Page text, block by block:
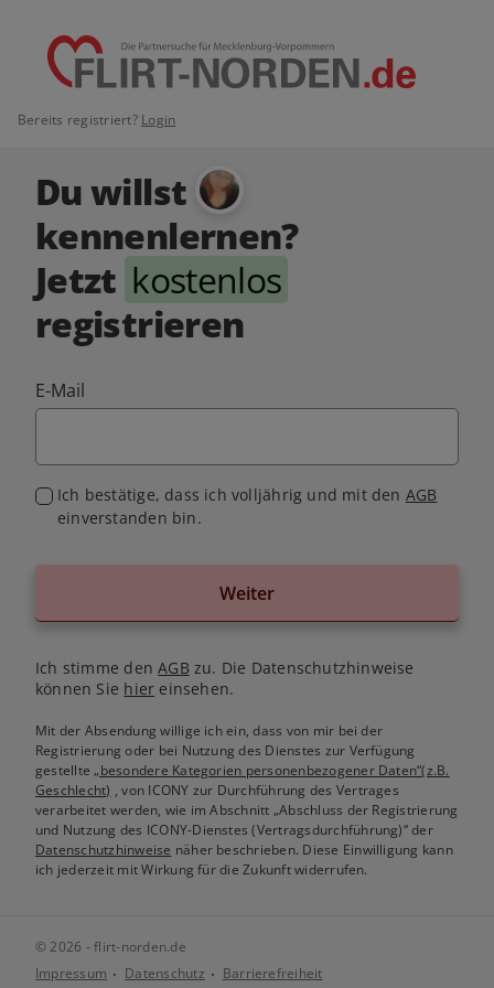
Bereits registriert? Login
Du willst
kennenlernen?
Jetzt kostenlos
registrieren
E-Mail
Ich bestätige, dass ich volljährig und mit den AGB
einverstanden bin.
Weiter
Ich stimme denAGB zu. Die Datenschutzhinweise
können Sie hier einsehen.
Mit der Absendung willige ich ein, dass von mir bei der
Registrierung oder bei Nutzung des Dienstes zur Verfügung
gestellte„besondere Kategorien personenbezogener Daten“(z.B.
Geschlecht) , von ICONY zur Durchführung des Vertrages
verarbeitet werden, wie im Abschnitt „Abschluss der Registrierung
und Nutzung des ICONY-Dienstes (Vertragsdurchführung)“ der
Datenschutzhinweise näher beschrieben. Diese Einwilligung kann
ich jederzeit mit Wirkung für die Zukunft widerrufen.
© 2026 - flirt-norden.de
Impressum
Datenschutz Barrierefreiheit